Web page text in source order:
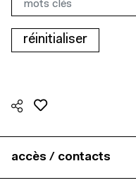
réinitialiser
accès / contacts